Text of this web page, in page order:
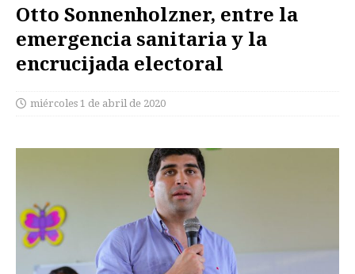
Otto Sonnenholzner, entre la
emergencia sanitaria y la
encrucijada electoral
miércoles 1 de abril de 2020